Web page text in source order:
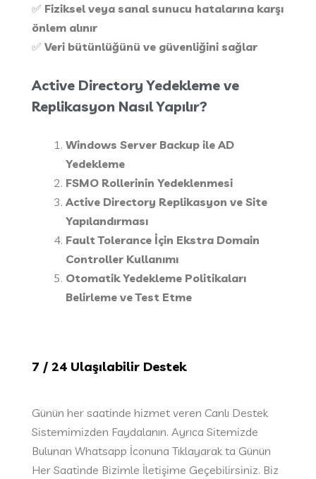
✅ Fiziksel veya sanal sunucu hatalarına karşı
önlem alınır
✅ Veri bütünlüğünü ve güvenliğini sağlar
Active Directory Yedekleme ve
Replikasyon Nasıl Yapılır?
Windows Server Backup ile AD
Yedekleme
FSMO Rollerinin Yedeklenmesi
Active Directory Replikasyon ve Site
Yapılandırması
Fault Tolerance İçin Ekstra Domain
Controller Kullanımı
Otomatik Yedekleme Politikaları
Belirleme ve Test Etme
7 / 24 Ulaşılabilir Destek
Günün her saatinde hizmet veren Canlı Destek
Sistemimizden Faydalanın. Ayrıca Sitemizde
Bulunan Whatsapp İconuna Tıklayarak ta Günün
Her Saatinde Bizimle İletişime Geçebilirsiniz. Biz